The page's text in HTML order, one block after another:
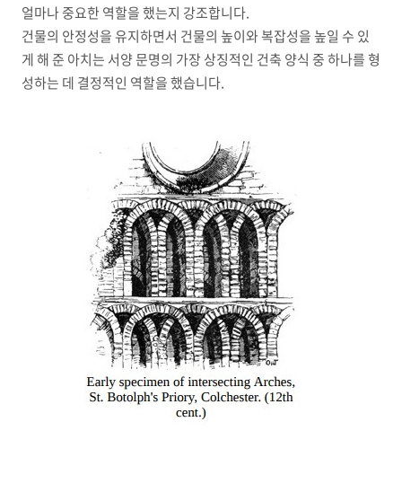
얼마나 중요한 역할을 했는지 강조합니다.
건물의 안정성을 유지하면서 건물의 높이와 복잡성을 높일 수 있
게 해 준 아치는 서양 문명의 가장 상징적인 건축 양식 중 하나를 형
성하는 데 결정적인 역할을 했습니다.